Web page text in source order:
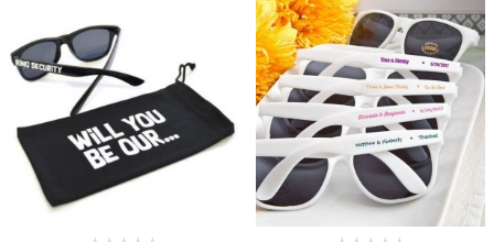
Individuelles
Angebot anfordern
Individuelles
Angebot anfordern